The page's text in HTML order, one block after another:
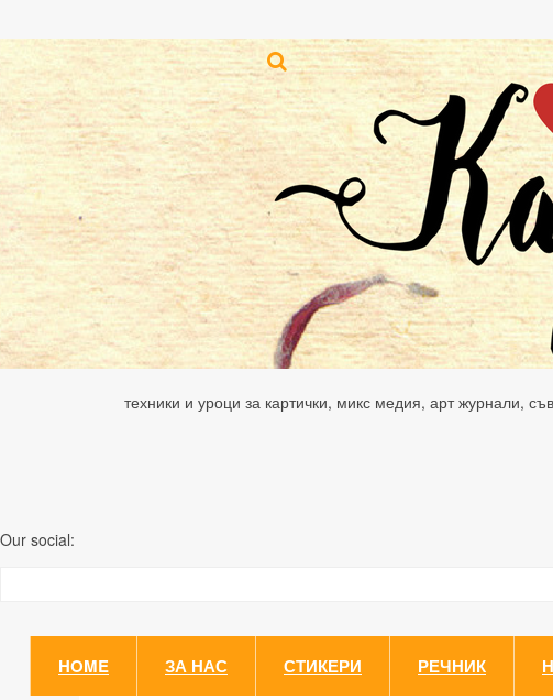
техники и уроци за картички, микс медия, арт журнали,
Our social:
HOME ЗА НАС СТИКЕРИ РЕЧНИК